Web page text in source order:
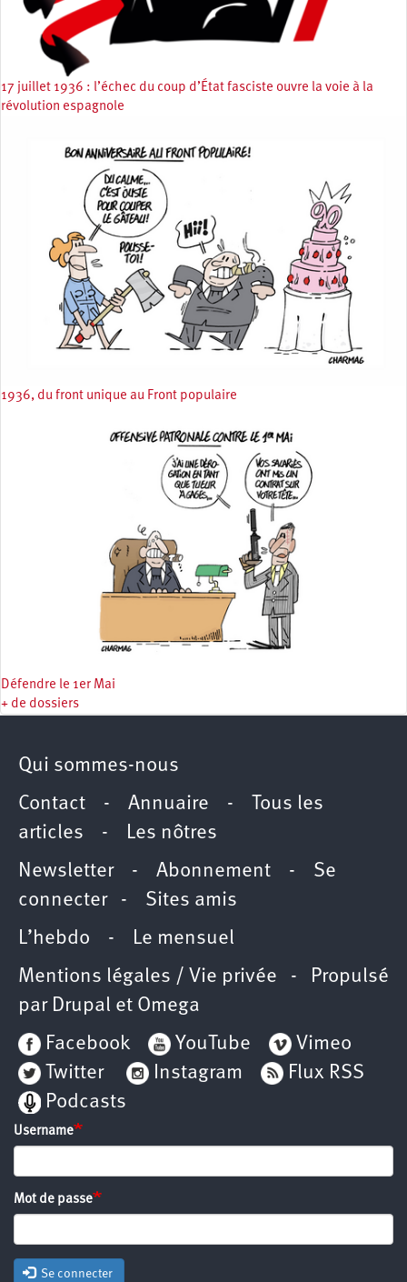
17 juillet 1936 : l’échec du coup d’État fasciste ouvre la voie à la
révolution espagnole
1936, du front unique au Front populaire
Défendre le 1er Mai
+ de dossiers
Qui sommes-nous
Contact - Annuaire -
Tous les
articles - Les nôtres
Newsletter- Abonnement - Se
connecter- Sites amis
L’hebdo - Le mensuel
Mentions légales / Vie privée - Propulsé
par Drupal et Omega
Facebook
YouTube
Vimeo
Twitter
Instagram
Flux RSS
Podcasts
Username
Mot de passe
Se connecter